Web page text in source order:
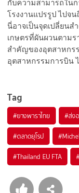
กับความสามารถใน
โรงงานแปรรูป ไปจ
นี่อาจเป็นจุดเปลี่ยน
เกษตรที่ผันผวนตาม
สำคัญของอุตสาหกร
อุตสาหกรรมการบิน
Tag
#ยางพาราไทย #ส่ง
#ตลาดยุโรป #
#Thailand EU FTA